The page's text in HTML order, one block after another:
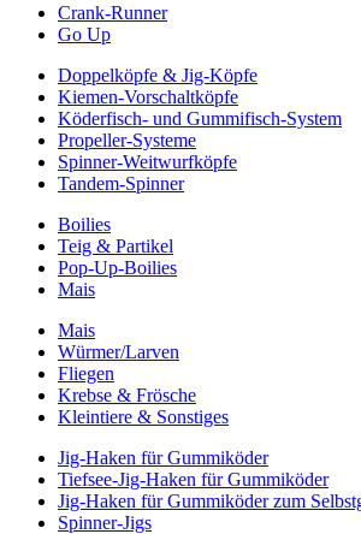
Crank-Runner
Go Up
Doppelköpfe & Jig-Köpfe
Kiemen-Vorschaltköpfe
Köderfisch- und Gummifisch-System
Propeller-Systeme
Spinner-Weitwurfköpfe
Tandem-Spinner
Boilies
Teig & Partikel
Pop-Up-Boilies
Mais
Mais
Würmer/Larven
Fliegen
Krebse & Frösche
Kleintiere & Sonstiges
Jig-Haken für Gummiköder
Tiefsee-Jig-Haken für Gummiköder
Jig-Haken für Gummiköder zum
Spinner-Jigs